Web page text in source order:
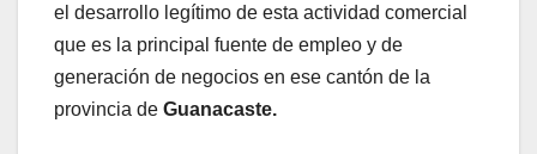
el desarrollo legítimo de esta actividad comercial
que es la principal fuente de empleo y de
generación de negocios en ese cantón de la
provincia de Guanacaste.